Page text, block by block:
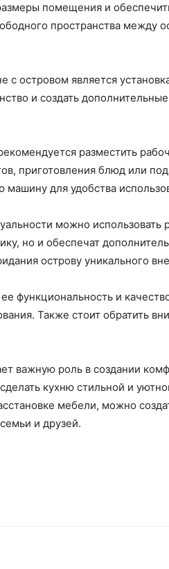
помещения и
пространства между
с островом является
и создать
разместить
приготовления блюд или
машину для удобства
можно
но и обеспечат
острову уникального
функциональность и
Также стоит обратить
важную роль в создании
кухню стильной и
мебели, можно
и друзей.